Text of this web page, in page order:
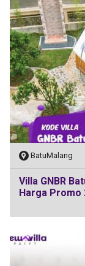
BatuMalang
Villa GNBR
Harga Promo